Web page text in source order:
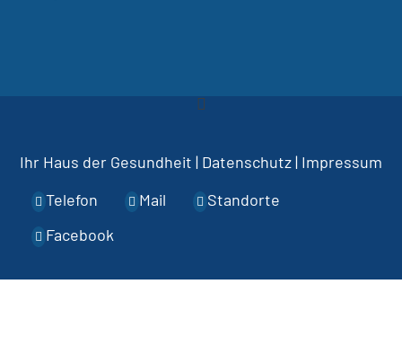
Ihr Haus der Gesundheit | Datenschutz| Impressum
Telefon
Mail
Standorte
Facebook